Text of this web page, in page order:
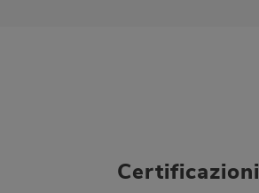
Certificazioni